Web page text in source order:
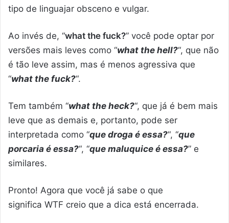
tipo de linguajar obsceno e vulgar.
Ao invés de, “what the fuck?” você pode optar por
versões mais leves como “what the hell?“, que não
é tão leve assim, mas é menos agressiva que
“what the fuck?“.
Tem também “what the heck?“, que já é bem mais
leve que as demais e, portanto, pode ser
interpretada como “que droga é essa?“, “que
porcaria é essa?“, “que maluquice é essa?” e
similares.
Pronto! Agora que você já sabe o que
significa WTF creio que a dica está encerrada.